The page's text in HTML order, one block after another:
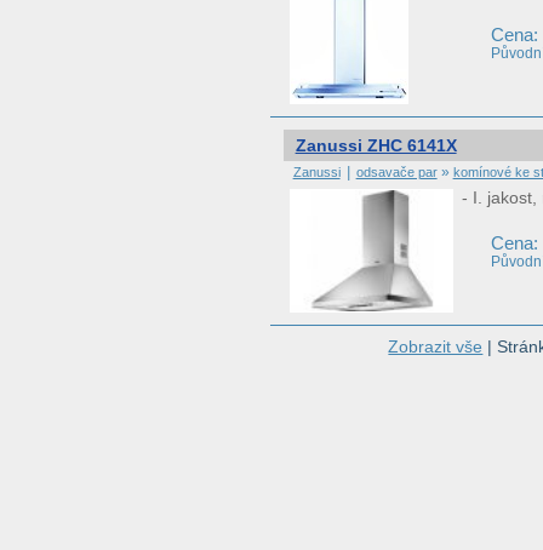
Cena:
Zanussi ZHC 6141X
Zanussi odsavače par» komínové ke
- I. jakost,
Cena:
Zobrazit vše |